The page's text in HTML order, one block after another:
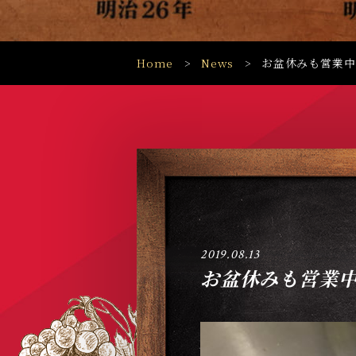
Home News お盆休みも営業
2019.08.13
お盆休みも営業